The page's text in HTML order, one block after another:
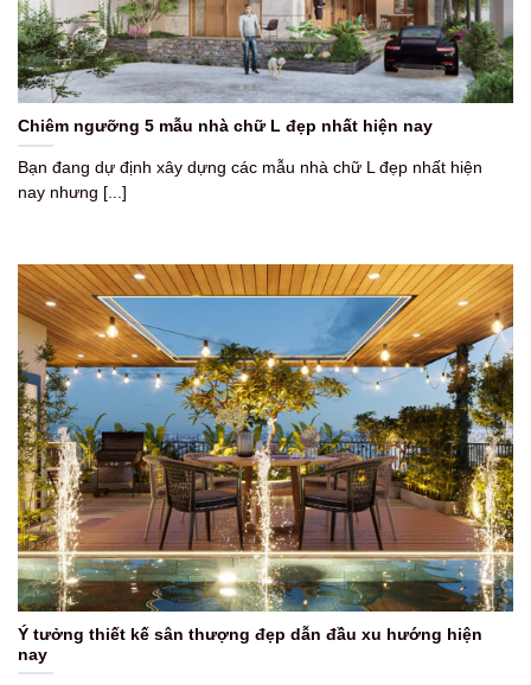
Chiêm ngưỡng 5 mẫu nhà chữ L đẹp nhất hiện nay
Bạn đang dự định xây dựng các mẫu nhà chữ L đẹp nhất hiện
nay nhưng [...]
Ý tưởng thiết kế sân thượng đẹp dẫn đầu xu hướng hiện
nay